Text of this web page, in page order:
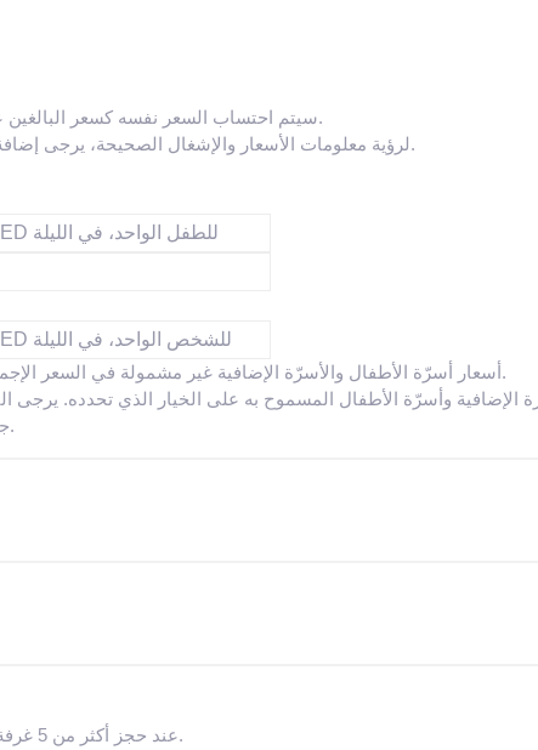
سيتم احتساب السعر نفسه كسعر البالغين على الأطفال بعمر 18 أو أكثر في مكان الإقامة هذا.
لرؤية معلومات الأسعار والإشغال الصحيحة، يرجى إضافة عدد الأطفال في مجموعتك وأعمارهم إلى بحثك.
50 AED للطفل الواحد، في الليلة
50 AED للشخص الواحد، في الليلة
أسعار أسرّة الأطفال والأسرّة الإضافية غير مشمولة في السعر الإجمالي، ويجب دفع قيمتها بشكل منفصل أثناء إقامتك.
جميع الأسرّة الإضافية وأسرّة الأطفال رهن بالتوافر.
عند حجز أكثر من 5 غرفة، قد يتم تطبيق سياسات مختلفة وتكاليف إضافية.